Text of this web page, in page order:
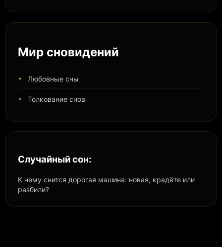
Мир сновидений
Любовные сны
Толкование снов
Случайный сон:
К чему снится дорогая машина: новая, крадёте или
разбили?